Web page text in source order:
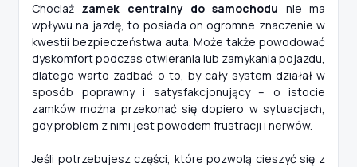
Chociaż zamek centralny do samochodu nie ma
wpływu na jazdę, to posiada on ogromne znaczenie w
kwestii bezpieczeństwa auta. Może także powodować
dyskomfort podczas otwierania lub zamykania pojazdu,
dlatego warto zadbać o to, by cały system działał w
sposób poprawny i satysfakcjonujący – o istocie
zamków można przekonać się dopiero w sytuacjach,
gdy problem z nimi jest powodem frustracji i nerwów.
Jeśli potrzebujesz części, które pozwolą cieszyć się z